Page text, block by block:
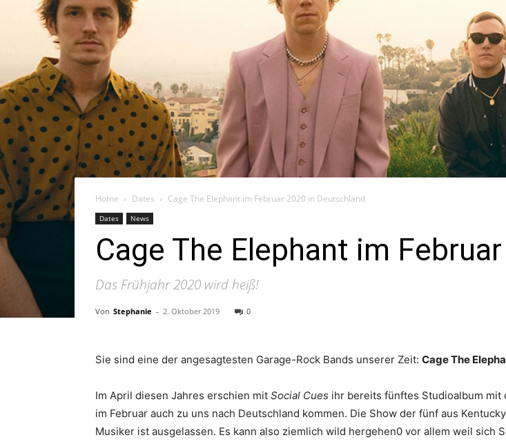
Home Dates Cage The Elephant im Februar 2020 in Deutschland
Dates News
Cage The Elephant im
Das Frühjahr 2020 wird heiß!
Von Stephanie - 2. Oktober 2019 0
Sie sind eine der angesagtesten Garage-Rock Bands unserer Zeit: Cage The
Im April diesen Jahres erschien mit Social Cues ihr bereits fünftes Studioalbum mit
im Februar auch zu uns nach Deutschland kommen. Die Show der fünf aus
Musiker ist ausgelassen. Es kann also ziemlich wild hergehen0 vor allem weil sich